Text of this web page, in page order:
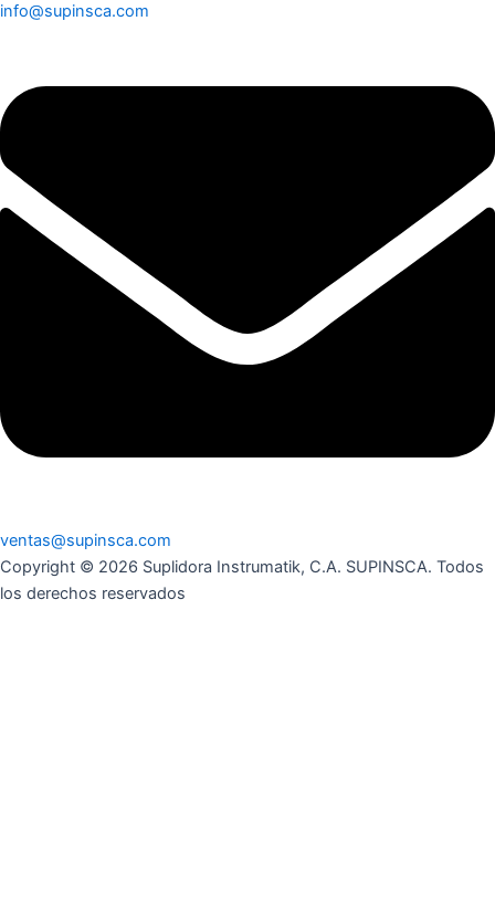
info@supinsca.com
ventas@supinsca.com
Copyright © 2026 Suplidora Instrumatik, C.A. SUPINSCA. Todos
los derechos reservados